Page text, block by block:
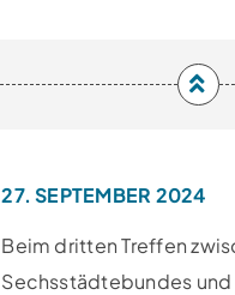
27. SEPTEMBER 2024
Beim dritten Treffen
Sechsstädtebundes